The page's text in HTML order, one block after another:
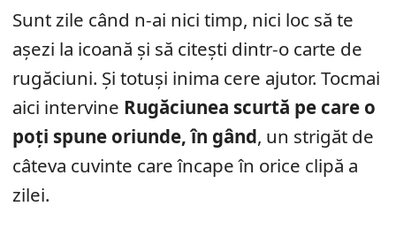
Sunt zile când n-ai nici timp, nici loc să te
așezi la icoană și să citești dintr-o carte de
rugăciuni. Și totuși inima cere ajutor. Tocmai
aici intervine Rugăciunea scurtă pe care o
poți spune oriunde, în gând, un strigăt de
câteva cuvinte care încape în orice clipă a
zilei.